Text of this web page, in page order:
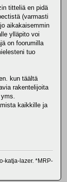
titteliä en pidä
(varmasti
aikakaisemmin
ylläpito voi
on foorumilla
tuo
kun täältä
rakentelijoita
kaikkille ja
katja-lazer. *MRP-